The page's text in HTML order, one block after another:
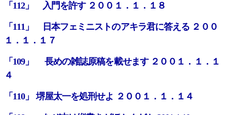
「112」 入門を許す ２００１．１．１８
「111」 日本フェミニストのアキラ君に答える ２００
１．１．１７
「109」 長めの雑誌原稿を載せます ２００１．１．１
４
「110」 堺屋太一を処刑せよ ２００１．１．１４